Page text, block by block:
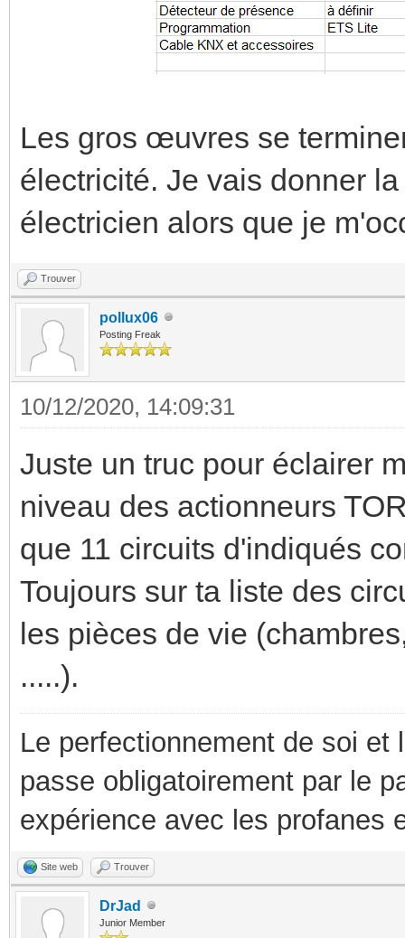
Les gros œuvres se
électricité. Je vais donner
électricien alors que je
Trouver
pollux06
Posting Freak
10/12/2020, 14:09:31
Juste un truc pour éclairer
niveau des actionneurs
que 11 circuits d'indiqués
Toujours sur ta liste des
les pièces de vie
.....).
Le perfectionnement de soi
passe obligatoirement par le
expérience avec les profanes
Site web Trouver
DrJad
Junior Member